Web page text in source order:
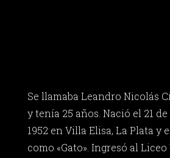
Se llamaba Leandro Nicolás
y tenía 25 años. Nació el 21
1952 en Villa Elisa, La Plata y
como «Gato». Ingresó al